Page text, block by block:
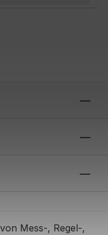
Mess-, Regel-,